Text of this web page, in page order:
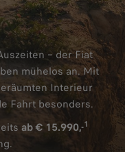
– der Fiat
mühelos an. Mit
Interieur
Fahrt besonders.
ab € 15.990,-1